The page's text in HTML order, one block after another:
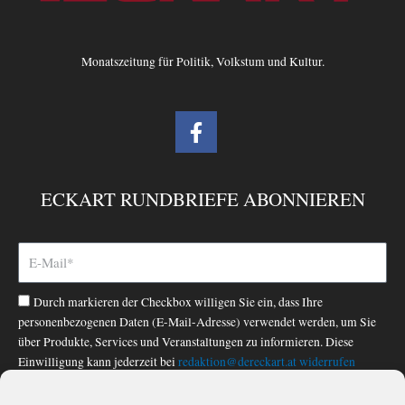
Monatszeitung für Politik, Volkstum und Kultur.
F
a
b
o
-
f
ECKART RUNDBRIEFE ABONNIEREN
Durch markieren der Checkbox willigen Sie ein, dass Ihre
personenbezogenen Daten (E-Mail-Adresse) verwendet werden, um Sie
über Produkte, Services und Veranstaltungen zu informieren. Diese
Einwilligung kann jederzeit bei redaktion@dereckart.atwiderrufen